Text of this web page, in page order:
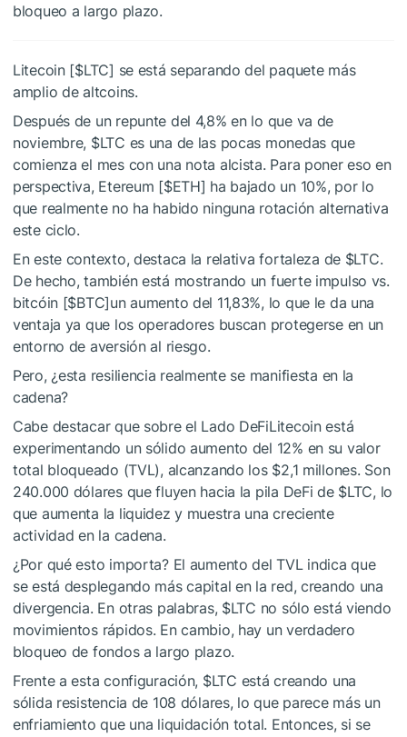
bloqueo a largo plazo.
Litecoin [$LTC] se está separando del paquete más
amplio de altcoins.
Después de un repunte del 4,8% en lo que va de
noviembre, $LTC es una de las pocas monedas que
comienza el mes con una nota alcista. Para poner eso en
perspectiva, Etereum [$ETH] ha bajado un 10%, por lo
que realmente no ha habido ninguna rotación alternativa
este ciclo.
En este contexto, destaca la relativa fortaleza de $LTC.
De hecho, también está mostrando un fuerte impulso vs.
bitcóin [$BTC]un aumento del 11,83%, lo que le da una
ventaja ya que los operadores buscan protegerse en un
entorno de aversión al riesgo.
Pero, ¿esta resiliencia realmente se manifiesta en la
cadena?
Cabe destacar que sobre el Lado DeFiLitecoin está
experimentando un sólido aumento del 12% en su valor
total bloqueado (TVL), alcanzando los $2,1 millones. Son
240.000 dólares que fluyen hacia la pila DeFi de $LTC, lo
que aumenta la liquidez y muestra una creciente
actividad en la cadena.
¿Por qué esto importa? El aumento del TVL indica que
se está desplegando más capital en la red, creando una
divergencia. En otras palabras, $LTC no sólo está viendo
movimientos rápidos. En cambio, hay un verdadero
bloqueo de fondos a largo plazo.
Frente a esta configuración, $LTC está creando una
sólida resistencia de 108 dólares, lo que parece más un
enfriamiento que una liquidación total. Entonces, si se